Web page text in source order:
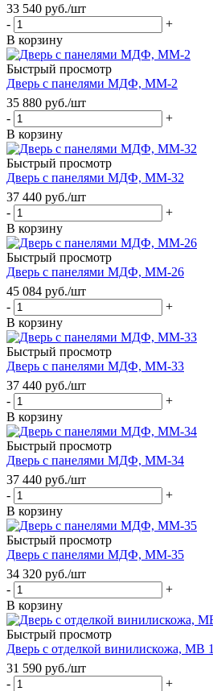
33 540 руб./шт
-
+
В корзину
Быстрый просмотр
Дверь с панелями МДФ, ММ-2
35 880 руб./шт
-
+
В корзину
Быстрый просмотр
Дверь с панелями МДФ, ММ-32
37 440 руб./шт
-
+
В корзину
Быстрый просмотр
Дверь с панелями МДФ, ММ-26
45 084 руб./шт
-
+
В корзину
Быстрый просмотр
Дверь с панелями МДФ, ММ-33
37 440 руб./шт
-
+
В корзину
Быстрый просмотр
Дверь с панелями МДФ, ММ-34
37 440 руб./шт
-
+
В корзину
Быстрый просмотр
Дверь с панелями МДФ, ММ-35
34 320 руб./шт
-
+
В корзину
Быстрый просмотр
Дверь с отделкой винилискожа, МВ 1
31 590 руб./шт
-
+